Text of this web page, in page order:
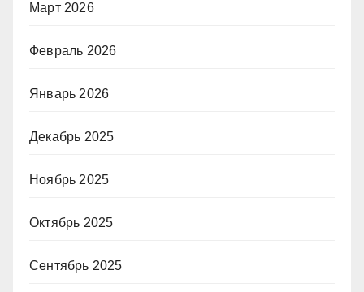
Март 2026
Февраль 2026
Январь 2026
Декабрь 2025
Ноябрь 2025
Октябрь 2025
Сентябрь 2025